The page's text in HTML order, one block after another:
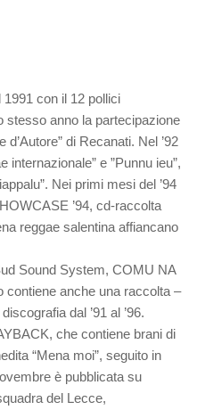
con il 12 pollici
stesso anno la partecipazione
di Recanati. Nel ’92
internazionale” e ”Punnu ieu”,
Nei primi mesi del ’94
’94, cd-raccolta
reggae salentina affiancano
Sound System, COMU NA
contiene anche una raccolta –
dal ’91 al ’96.
che contiene brani di
“Mena moi”, seguito in
è pubblicata su
del Lecce,